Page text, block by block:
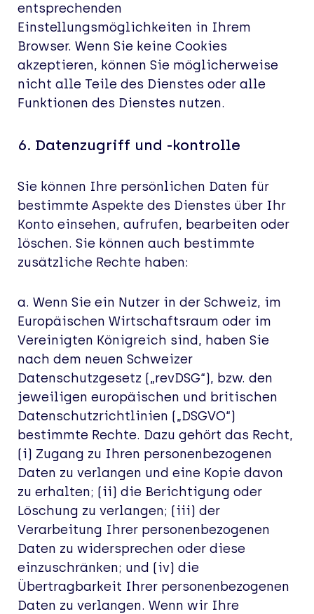
entsprechenden
Einstellungsmöglichkeiten in Ihrem
Browser. Wenn Sie keine Cookies
akzeptieren, können Sie möglicherweise
nicht alle Teile des Dienstes oder alle
Funktionen des Dienstes nutzen.
6. Datenzugriff und -kontrolle
Sie können Ihre persönlichen Daten für
bestimmte Aspekte des Dienstes über Ihr
Konto einsehen, aufrufen, bearbeiten oder
löschen. Sie können auch bestimmte
zusätzliche Rechte haben:
a. Wenn Sie ein Nutzer in der Schweiz, im
Europäischen Wirtschaftsraum oder im
Vereinigten Königreich sind, haben Sie
nach dem neuen Schweizer
Datenschutzgesetz („revDSG“), bzw. den
jeweiligen europäischen und britischen
Datenschutzrichtlinien („DSGVO“)
bestimmte Rechte. Dazu gehört das Recht,
(i) Zugang zu Ihren personenbezogenen
Daten zu verlangen und eine Kopie davon
zu erhalten; (ii) die Berichtigung oder
Löschung zu verlangen; (iii) der
Verarbeitung Ihrer personenbezogenen
Daten zu widersprechen oder diese
einzuschränken; und (iv) die
Übertragbarkeit Ihrer personenbezogenen
Daten zu verlangen. Wenn wir Ihre